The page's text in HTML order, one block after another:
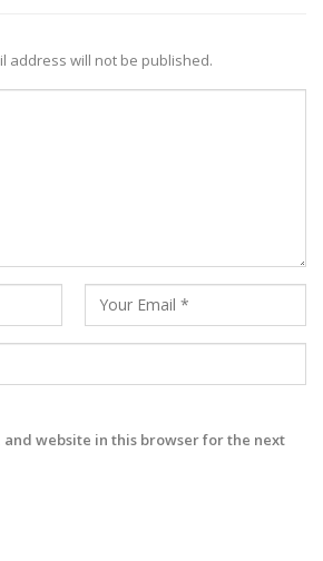
address will not be published.
and website in this browser for the next